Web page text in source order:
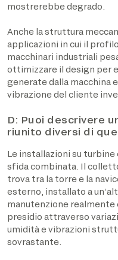
mostrerebbe degrado.
Anche la struttura
applicazioni in cui il
macchinari industriali
ottimizzare il design per
generate dalla macchina
vibrazione del cliente
D: Puoi descrivere
riunito diversi di
Le installazioni su turbine
sfida combinata. Il
trova tra la torre e la
esterno, installato a
manutenzione
presidio attraverso
umidità e vibrazioni
sovrastante.